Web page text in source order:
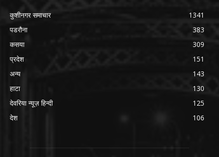
कुशीनगर समाचार
1341
पडरौना
383
कसया
309
प्रदेश
151
अन्य
143
हाटा
130
देवरिया न्यूज़ हिन्दी
125
देश
106